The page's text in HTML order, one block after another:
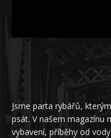
Jsme parta rybářů,
psát. V našem magazínu
vybavení, příběhy od